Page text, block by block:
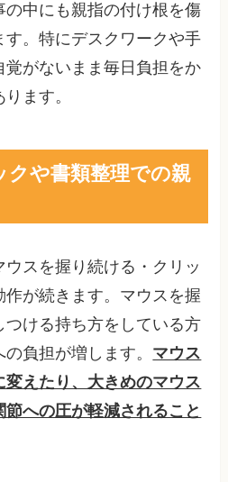
の中にも親指の付け根を傷
。特にデスクワークや手
覚がないまま毎日負担をか
ます。
や書類整理での親
スを握り続ける・クリッ
作が続きます。マウスを握
つける持ち方をしている方
負担が増します。 マウス
えたり、大きめのマウス
への圧が軽減されること